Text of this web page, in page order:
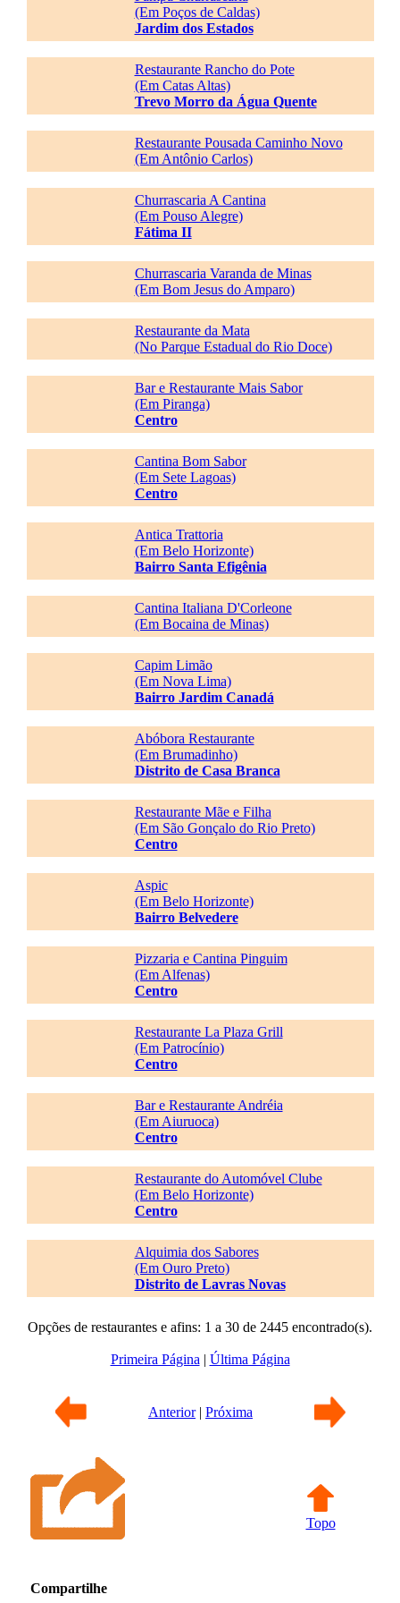
(Em Poços de Caldas)
Jardim dos Estados
Restaurante Rancho do Pote
(Em Catas Altas)
Trevo Morro da Água Quente
Restaurante Pousada Caminho Novo
(Em Antônio Carlos)
Churrascaria A Cantina
(Em Pouso Alegre)
Fátima II
Churrascaria Varanda de Minas
(Em Bom Jesus do Amparo)
Restaurante da Mata
(No Parque Estadual do Rio Doce)
Bar e Restaurante Mais Sabor
(Em Piranga)
Centro
Cantina Bom Sabor
(Em Sete Lagoas)
Centro
Antica Trattoria
(Em Belo Horizonte)
Bairro Santa Efigênia
Cantina Italiana D'Corleone
(Em Bocaina de Minas)
Capim Limão
(Em Nova Lima)
Bairro Jardim Canadá
Abóbora Restaurante
(Em Brumadinho)
Distrito de Casa Branca
Restaurante Mãe e Filha
(Em São Gonçalo do Rio Preto)
Centro
Aspic
(Em Belo Horizonte)
Bairro Belvedere
Pizzaria e Cantina Pinguim
(Em Alfenas)
Centro
Restaurante La Plaza Grill
(Em Patrocínio)
Centro
Bar e Restaurante Andréia
(Em Aiuruoca)
Centro
Restaurante do Automóvel Clube
(Em Belo Horizonte)
Centro
Alquimia dos Sabores
(Em Ouro Preto)
Distrito de Lavras Novas
Opções de restaurantes e afins: 1 a 30 de 2445 encontrado(s).
Primeira Página | Última Página
Anterior| Próxima
Topo
Compartilhe